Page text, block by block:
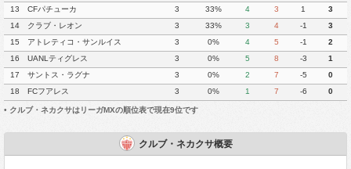
13
CFパチューカ 3 33% 4 3 1
3
14
クラブ・レオン 3 33% 3 4 -1
3
15
アトレティコ・サンルイス 3 0% 4 5 -1
2
16
UANLティグレス 3 0% 5 8 -3
1
17
サントス・ラグナ 3 0% 2 7 -5
0
18
FCフアレス 3 0% 1 7 -6 0
• クルブ・ネカクサはリーガMXの順位表で現在9位です
クルブ・ネカクサ概要